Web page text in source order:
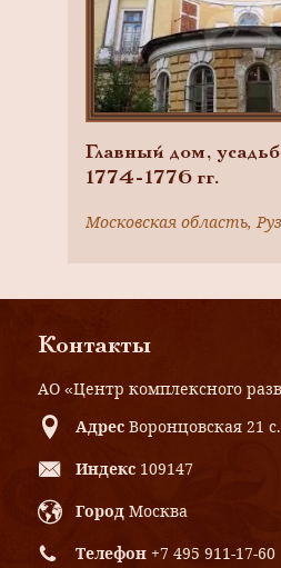
Главный дом,
1774-1776 гг.
Контакты
АО «Центр комплексного
Адрес Воронцовская 21
Индекс 109147
Город Москва
Телефон +7 495 911-17-60